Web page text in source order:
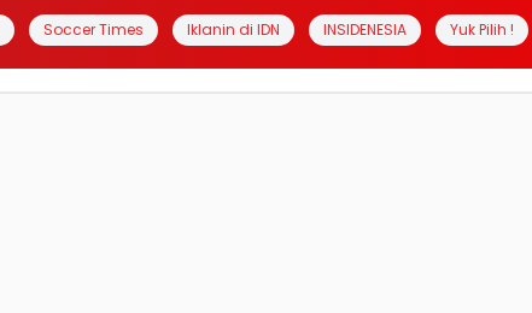
Soccer Times Iklanin di IDN INSIDENESIA Yuk Pilih !